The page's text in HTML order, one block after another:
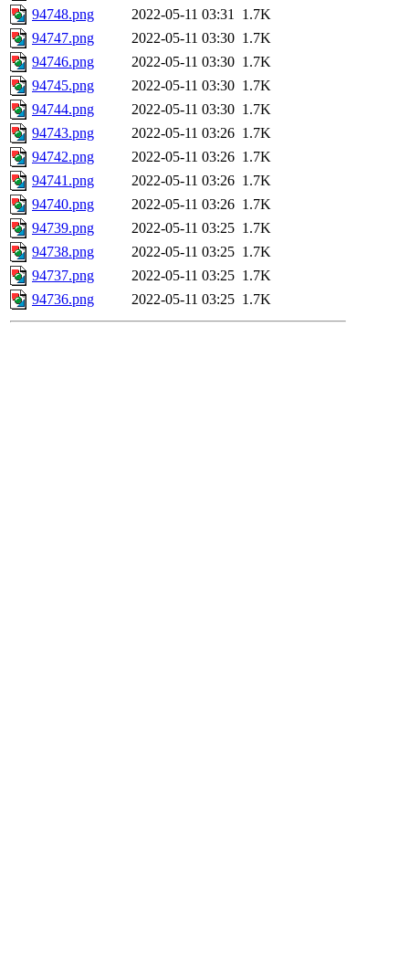
94748.png
2022-05-11 03:31 1.7K
94747.png
2022-05-11 03:30 1.7K
94746.png
2022-05-11 03:30 1.7K
94745.png
2022-05-11 03:30 1.7K
94744.png
2022-05-11 03:30 1.7K
94743.png
2022-05-11 03:26 1.7K
94742.png
2022-05-11 03:26 1.7K
94741.png
2022-05-11 03:26 1.7K
94740.png
2022-05-11 03:26 1.7K
94739.png
2022-05-11 03:25 1.7K
94738.png
2022-05-11 03:25 1.7K
94737.png
2022-05-11 03:25 1.7K
94736.png
2022-05-11 03:25 1.7K